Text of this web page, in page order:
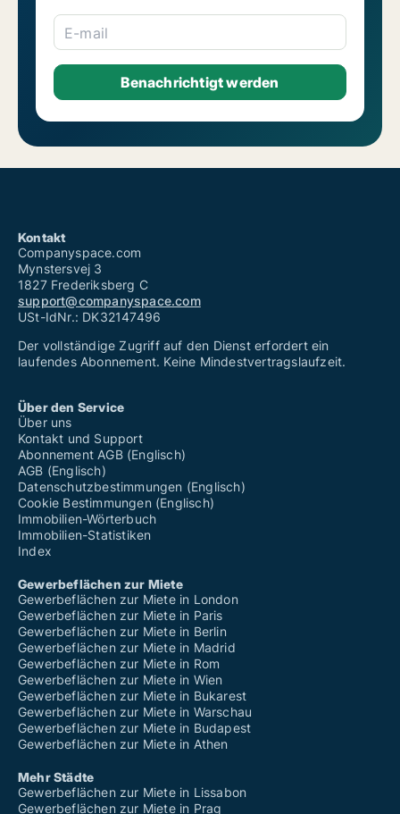
E-mail
Kontakt
Companyspace.com
Mynstersvej 3
1827 Frederiksberg C
support@companyspace.com
USt-IdNr.: DK32147496
Der vollständige Zugriff auf den Dienst erfordert ein
laufendes Abonnement. Keine Mindestvertragslaufzeit.
Über den Service
Über uns
Kontakt und Support
Abonnement AGB (Englisch)
AGB (Englisch)
Datenschutzbestimmungen (Englisch)
Cookie Bestimmungen (Englisch)
Immobilien-Wörterbuch
Immobilien-Statistiken
Index
Gewerbeflächen zur Miete
Gewerbeflächen zur Miete in London
Gewerbeflächen zur Miete in Paris
Gewerbeflächen zur Miete in Berlin
Gewerbeflächen zur Miete in Madrid
Gewerbeflächen zur Miete in Rom
Gewerbeflächen zur Miete in Wien
Gewerbeflächen zur Miete in Bukarest
Gewerbeflächen zur Miete in Warschau
Gewerbeflächen zur Miete in Budapest
Gewerbeflächen zur Miete in Athen
Mehr Städte
Gewerbeflächen zur Miete in Lissabon
Gewerbeflächen zur Miete in Prag